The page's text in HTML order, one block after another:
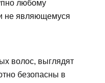
любому
не являющемуся
волос, выглядят
безопасны в